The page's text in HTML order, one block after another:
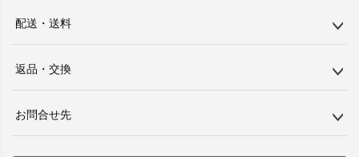
配送・送料
返品・交換
お問合せ先